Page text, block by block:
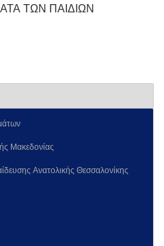
ΤΩΝ ΠΑΙΔΙΩΝ
Μακεδονίας
Ανατολικής Θεσσαλονίκης